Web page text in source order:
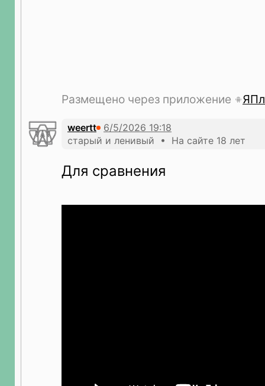
Размещено через приложение
weertt
старый и ленивый • На сайте 18 лет
Для сравнения